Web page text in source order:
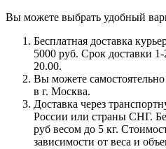
Вы можете выбрать удобный
Бесплатная доставка
5000 руб. Срок доставки
20.00.
Вы можете
в г. Москва.
Доставка через
России или страны СНГ.
руб весом до 5 кг.
зависимости от веса и